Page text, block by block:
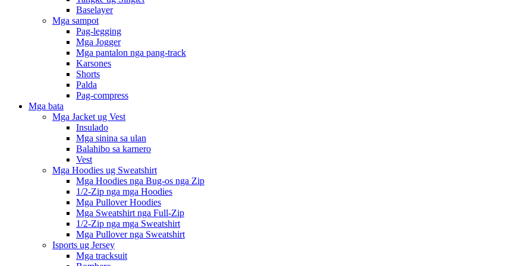
Baselayer
Mga sampot
Pag-legging
Mga Jogger
Mga pantalon nga pang-track
Karsones
Shorts
Palda
Pag-compress
Mga bata
Mga Jacket ug Vest
Insulado
Mga sinina sa ulan
Balahibo sa karnero
Vest
Mga Hoodies ug Sweatshirt
Mga Hoodies nga Bug-os nga Zip
1/2-Zip nga mga Hoodies
Mga Pullover Hoodies
Mga Sweatshirt nga Full-Zip
1/2-Zip nga mga Sweatshirt
Mga Pullover nga Sweatshirt
Isports ug Jersey
Mga tracksuit